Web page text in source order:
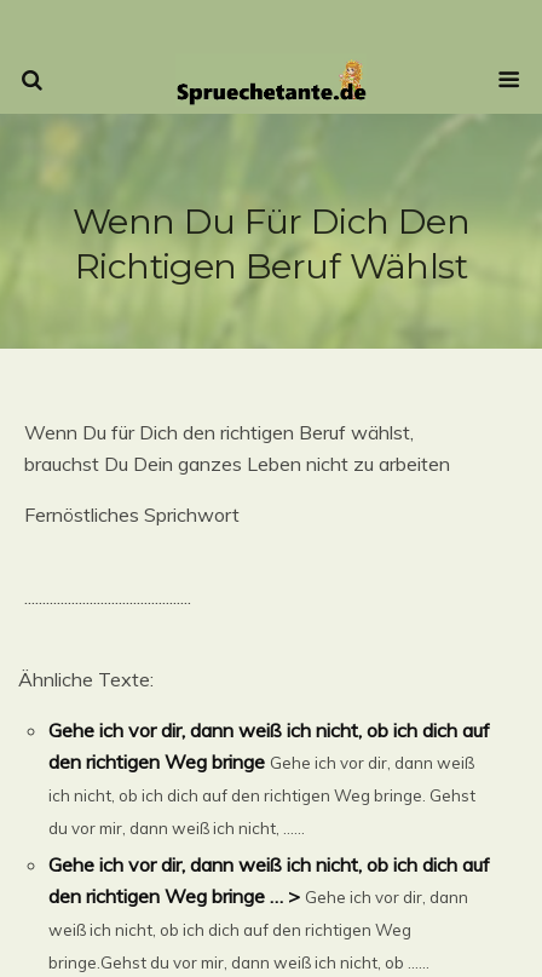
Wenn Du Für Dich Den
Richtigen Beruf Wählst
Wenn Du für Dich den richtigen Beruf wählst,
brauchst Du Dein ganzes Leben nicht zu arbeiten
Fernöstliches Sprichwort
..............................................
Ähnliche Texte:
Gehe ich vor dir, dann weiß ich nicht, ob ich dich auf
den richtigen Weg bringe Gehe ich vor dir, dann weiß
ich nicht, ob ich dich auf den richtigen Weg bringe. Gehst
du vor mir, dann weiß ich nicht, ......
Gehe ich vor dir, dann weiß ich nicht, ob ich dich auf
den richtigen Weg bringe … > Gehe ich vor dir, dann
weiß ich nicht, ob ich dich auf den richtigen Weg
bringe.Gehst du vor mir, dann weiß ich nicht, ob ......